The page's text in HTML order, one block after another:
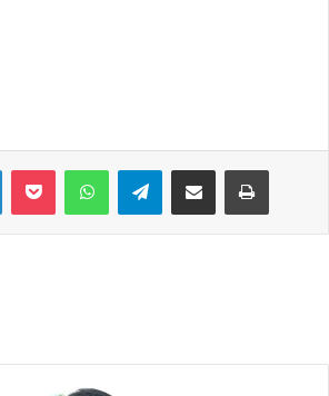
LinkedInPocket WhatsAppTelegramShare via Email Print